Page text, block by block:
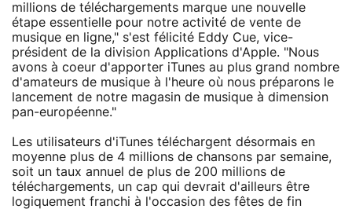
millions de téléchargements marque une nouvelle
étape essentielle pour notre activité de vente de
musique en ligne," s'est félicité Eddy Cue, vice-
président de la division Applications d'Apple. "Nous
avons à coeur d'apporter iTunes au plus grand nombre
d'amateurs de musique à l'heure où nous préparons le
lancement de notre magasin de musique à dimension
pan-européenne."
Les utilisateurs d'iTunes téléchargent désormais en
moyenne plus de 4 millions de chansons par semaine,
soit un taux annuel de plus de 200 millions de
téléchargements, un cap qui devrait d'ailleurs être
logiquement franchi à l'occasion des fêtes de fin